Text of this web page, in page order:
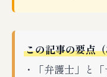
この記事の要点
・「弁護士」と